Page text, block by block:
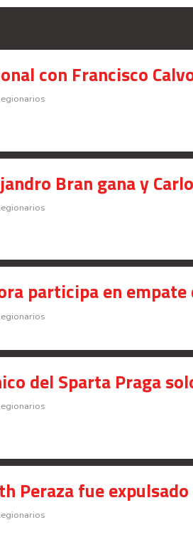
con Francisco
Bran gana y
participa en
del Sparta Praga
Peraza fue